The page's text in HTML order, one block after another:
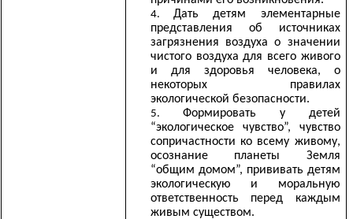
Дать детям элементарные
представления об источниках
загрязнения воздуха о значении
чистого воздуха для всего живого
и для здоровья человека, о
некоторых правилах
экологической безопасности.
Формировать у детей
“экологическое чувство”, чувство
сопричастности ко всему живому,
осознание планеты Земля
“общим домом”, прививать детям
экологическую и моральную
ответственность перед каждым
живым существом.